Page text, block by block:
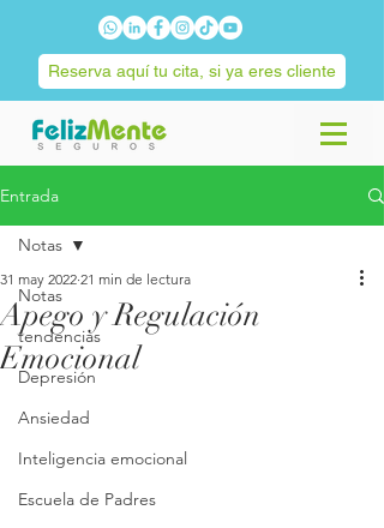
Reserva aquí tu cita, si ya eres cliente
Entrada
Notas
tendencias
Depresión
Ansiedad
Inteligencia emocional
Escuela de Padres
Notas
Apego y Regulación
Emocional
31 may 2022 21 min de lectura